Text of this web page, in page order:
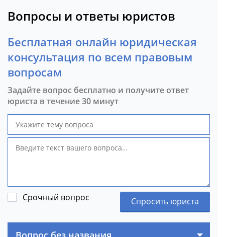
Вопросы и ответы юристов
Бесплатная онлайн юридическая
консультация по всем правовым
вопросам
Задайте вопрос бесплатно и получите ответ
юриста в течение 30 минут
Срочный вопрос Спросить юриста